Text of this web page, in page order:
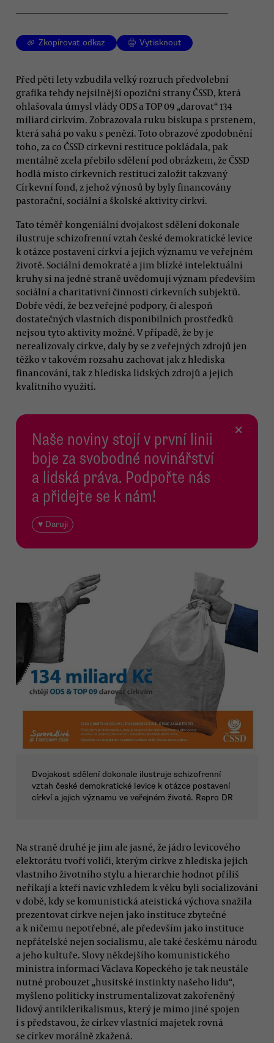
Zkopírovat odkaz Vytisknout
Před pěti lety vzbudila velký rozruch předvolební
grafika tehdy nejsilnější opoziční strany ČSSD, která
ohlašovala úmysl vlády ODS a TOP 09 „darovat“ 134
miliard církvím. Zobrazovala ruku biskupa s prstenem,
která sahá po vaku s penězi. Toto obrazové zpodobnění
toho, za co ČSSD církevní restituce pokládala, pak
mentálně zcela přebilo sdělení pod obrázkem, že ČSSD
hodlá místo církevních restitucí založit takzvaný
Církevní fond, z jehož výnosů by byly financovány
pastorační, sociální a školské aktivity církví.
Tato téměř kongeniální dvojakost sdělení dokonale
ilustruje schizofrenní vztah české demokratické levice
k otázce postavení církví a jejich významu ve veřejném
životě. Sociální demokraté a jim blízké intelektuální
kruhy si na jedné straně uvědomují význam především
sociální a charitativní činnosti církevních subjektů.
Dobře vědí, že bez veřejné podpory, či alespoň
dostatečných vlastních disponibilních prostředků
nejsou tyto aktivity možné. V případě, že by je
nerealizovaly církve, daly by se z veřejných zdrojů jen
těžko v takovém rozsahu zachovat jak z hlediska
financování, tak z hlediska lidských zdrojů a jejich
kvalitního využití.
Naše noviny stojí v první linii
boje za svobodné novinářství
a lidská práva. Podpořte nás
a přidejte se k nám!
♥ Daruji
×
Dvojakost sdělení dokonale ilustruje schizofrenní
vztah české demokratické levice k otázce postavení
církví a jejich významu ve veřejném životě. Repro DR
Na straně druhé je jim ale jasné, že jádro levicového
elektorátu tvoří voliči, kterým církve z hlediska jejich
vlastního životního stylu a hierarchie hodnot příliš
neříkají a kteří navíc vzhledem k věku byli socializováni
v době, kdy se komunistická ateistická výchova snažila
prezentovat církve nejen jako instituce zbytečné
a k ničemu nepotřebné, ale především jako instituce
nepřátelské nejen socialismu, ale také českému národu
a jeho kultuře. Slovy někdejšího komunistického
ministra informací Václava Kopeckého je tak neustále
nutné probouzet „husitské instinkty našeho lidu“,
myšleno politicky instrumentalizovat zakořeněný
lidový antiklerikalismus, který je mimo jiné spojen
i s představou, že církev vlastnící majetek rovná
se církev morálně zkažená.